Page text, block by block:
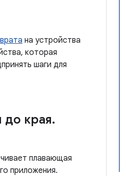
на устройства
которая
шаги для
до края.
плавающая
приложения.